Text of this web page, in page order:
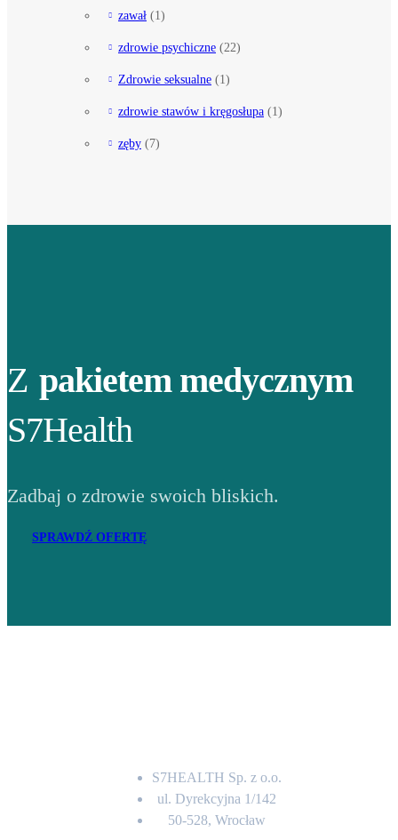
zawał (1)
zdrowie psychiczne (22)
Zdrowie seksualne (1)
zdrowie stawów i kręgosłupa (1)
zęby (7)
Z pakietem medycznym
S7Health
Zadbaj o zdrowie swoich bliskich.
SPRAWDŹ OFERTĘ
S7HEALTH Sp. z o.o.
ul. Dyrekcyjna 1/142
50-528, Wrocław